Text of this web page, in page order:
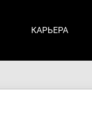
КАРЬЕРА